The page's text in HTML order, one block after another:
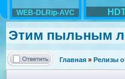
WEB-DLRip-AVC
Этим пыльным
Главная » Релизы